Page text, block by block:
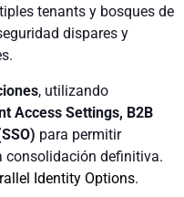
tenants y bosques de
dispares y
, utilizando
Access Settings, B2B
para permitir
consolidación definitiva.
Identity Options.